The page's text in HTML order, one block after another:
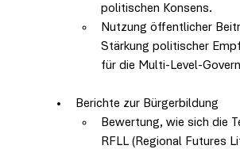
politischen Konsens.
Nutzung öffentlicher
Stärkung politischer
für die Multi-Level-
Berichte zur Bürgerbildung
Bewertung, wie sich die
RFLL (Regional Futures